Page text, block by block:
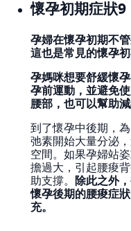
懷孕初期症狀9
孕婦在懷孕初期不
這也是常見的懷孕初
孕媽咪想要舒緩懷
孕前運動，並避免
腰部，也可以幫助
到了懷孕中後期，
弛素開始大量分泌
空間。如果孕婦站
擔過大，引起腰痠
助支撐。 除此之外
懷孕後期的腰痠症
充。